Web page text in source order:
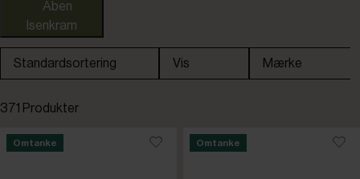
Isenkram
Standardsortering
Vis
Kampagnevare
Mærke
371 Produkter
Omtanke Omtanke